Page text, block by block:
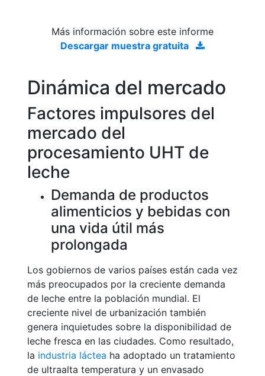
Más información sobre este informe
Descargar muestra gratuita
Dinámica del mercado
Factores impulsores del
mercado del
procesamiento UHT de
leche
Demanda de productos
alimenticios y bebidas con
una vida útil más
prolongada
Los gobiernos de varios países están cada vez
más preocupados por la creciente demanda
de leche entre la población mundial. El
creciente nivel de urbanización también
genera inquietudes sobre la disponibilidad de
leche fresca en las ciudades. Como resultado,
la industria láctea ha adoptado un tratamiento
de ultraalta temperatura y un envasado